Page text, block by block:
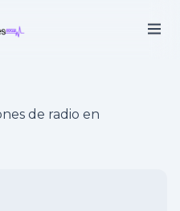
de radio en